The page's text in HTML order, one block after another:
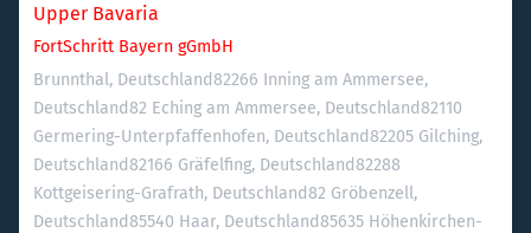
Upper Bavaria
FortSchritt Bayern gGmbH
Brunnthal, Deutschland82266 Inning am Ammersee,
Deutschland82 Eching am Ammersee, Deutschland82110
Germering-Unterpfaffenhofen, Deutschland82205 Gilching,
Deutschland82166 Gräfelfing, Deutschland82288
Kottgeisering-Grafrath, Deutschland82 Gröbenzell,
Deutschland85540 Haar, Deutschland85635 Höhenkirchen-